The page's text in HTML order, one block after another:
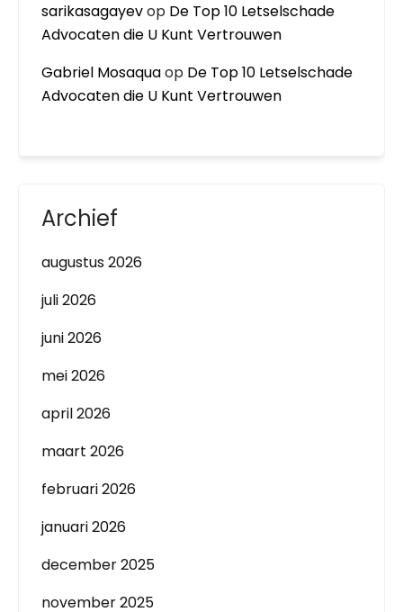
sarikasagayevop De Top 10 Letselschade
Advocaten die U Kunt Vertrouwen
Gabriel Mosaquaop De Top 10 Letselschade
Advocaten die U Kunt Vertrouwen
Archief
augustus 2026
juli 2026
juni 2026
mei 2026
april 2026
maart 2026
februari 2026
januari 2026
december 2025
november 2025